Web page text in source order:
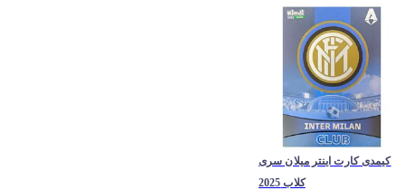
کیمدی کارت اینتر میلان سری
کلاب 2025